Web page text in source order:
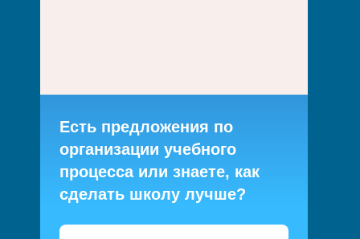
Есть предложения по
организации учебного
процесса или знаете, как
сделать школу лучше?